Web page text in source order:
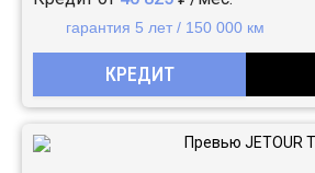
гарантия 5 лет / 150 000 км
КРЕДИТ